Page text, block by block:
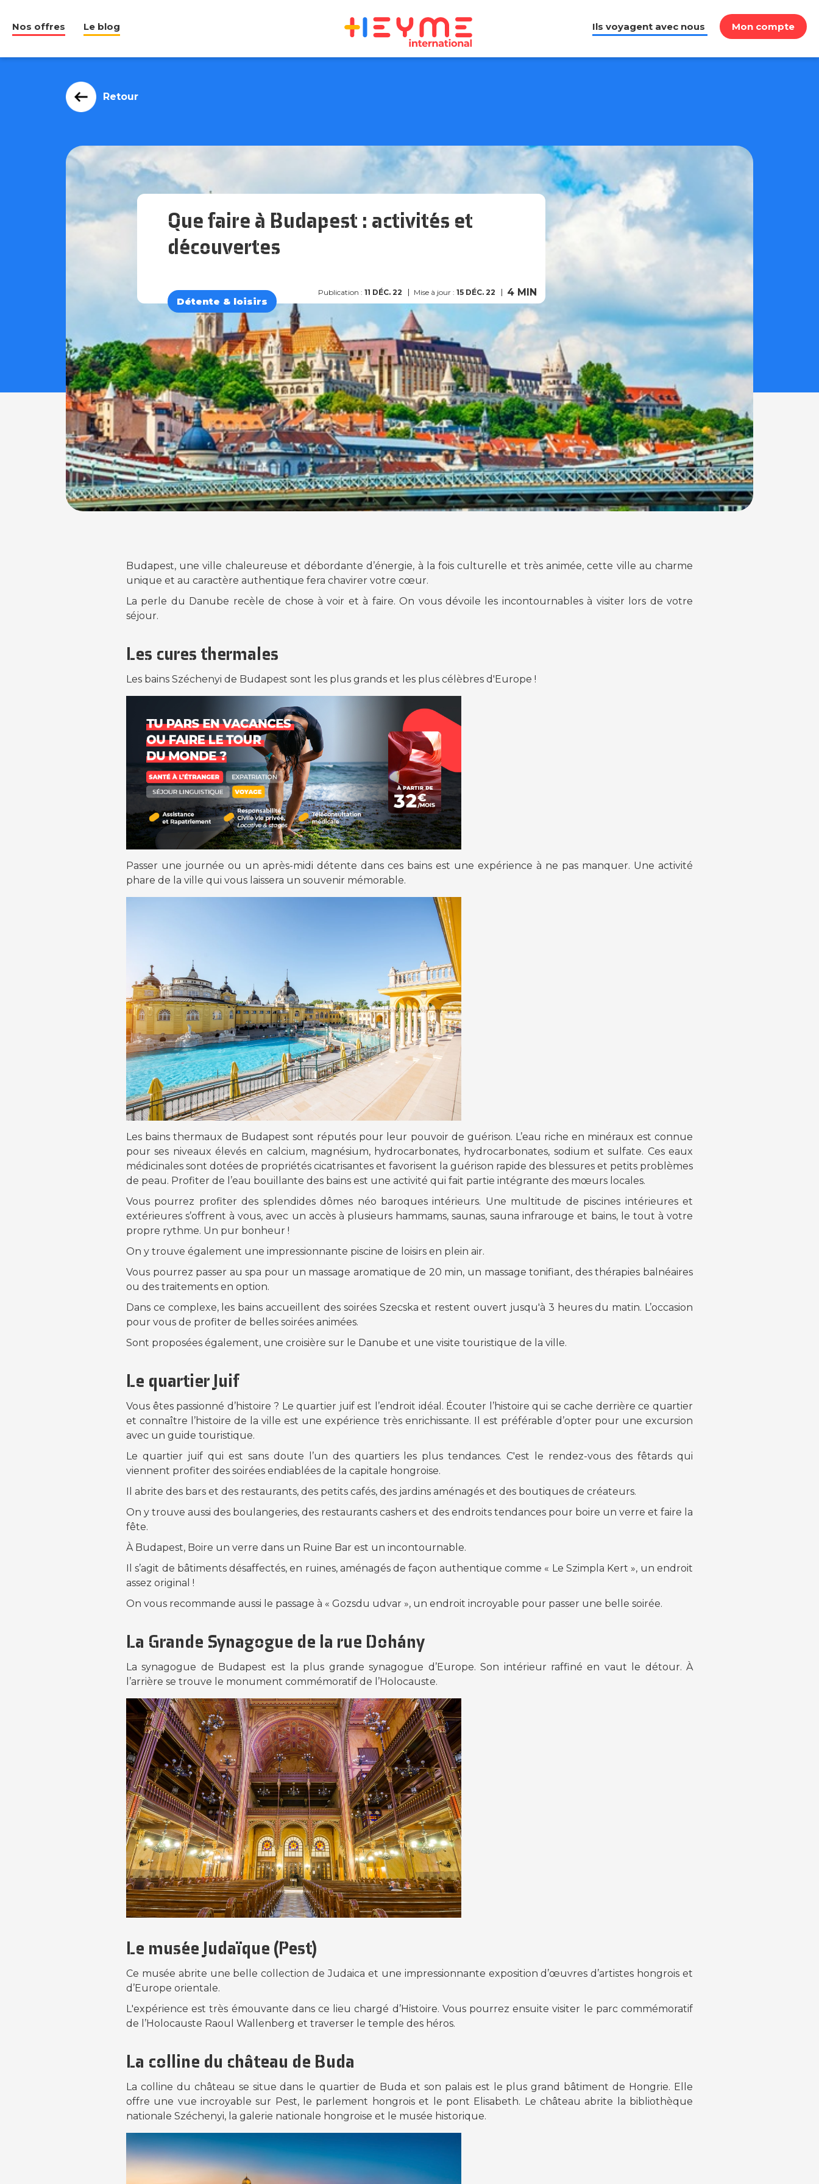
Nos offres Le blog Ils voyagent avec nous Mon compte
Retour
Publication : 11 DÉC. 22 Mise à jour : 15 DÉC. 22 4 MIN
Que faire à Budapest : activités et
découvertes
Détente & loisirs
Budapest, une ville chaleureuse et débordante d’énergie, à la fois culturelle et très animée, cette ville au charme
unique et au caractère authentique fera chavirer votre cœur.
La perle du Danube recèle de chose à voir et à faire. On vous dévoile les incontournables à visiter lors de votre
séjour.
Les cures thermales
Les bains Széchenyi de Budapest sont les plus grands et les plus célèbres d'Europe !
Passer une journée ou un après-midi détente dans ces bains est une expérience à ne pas manquer. Une activité
phare de la ville qui vous laissera un souvenir mémorable.
Les bains thermaux de Budapest sont réputés pour leur pouvoir de guérison. L’eau riche en minéraux est connue
pour ses niveaux élevés en calcium, magnésium, hydrocarbonates, hydrocarbonates, sodium et sulfate. Ces eaux
médicinales sont dotées de propriétés cicatrisantes et favorisent la guérison rapide des blessures et petits problèmes
de peau. Profiter de l’eau bouillante des bains est une activité qui fait partie intégrante des mœurs locales.
Vous pourrez profiter des splendides dômes néo baroques intérieurs. Une multitude de piscines intérieures et
extérieures s’offrent à vous, avec un accès à plusieurs hammams, saunas, sauna infrarouge et bains, le tout à votre
propre rythme. Un pur bonheur !
On y trouve également une impressionnante piscine de loisirs en plein air.
Vous pourrez passer au spa pour un massage aromatique de 20 min, un massage tonifiant, des thérapies balnéaires
ou des traitements en option.
Dans ce complexe, les bains accueillent des soirées Szecska et restent ouvert jusqu'à 3 heures du matin. L’occasion
pour vous de profiter de belles soirées animées.
Sont proposées également, une croisière sur le Danube et une visite touristique de la ville.
Le quartier Juif
Vous êtes passionné d’histoire ? Le quartier juif est l’endroit idéal. Écouter l’histoire qui se cache derrière ce quartier
et connaître l’histoire de la ville est une expérience très enrichissante. Il est préférable d’opter pour une excursion
avec un guide touristique.
Le quartier juif qui est sans doute l’un des quartiers les plus tendances. C'est le rendez-vous des fêtards qui
viennent profiter des soirées endiablées de la capitale hongroise.
Il abrite des bars et des restaurants, des petits cafés, des jardins aménagés et des boutiques de créateurs.
On y trouve aussi des boulangeries, des restaurants cashers et des endroits tendances pour boire un verre et faire la
fête.
À Budapest, Boire un verre dans un Ruine Bar est un incontournable.
Il s’agit de bâtiments désaffectés, en ruines, aménagés de façon authentique comme « Le Szimpla Kert », un endroit
assez original !
On vous recommande aussi le passage à « Gozsdu udvar », un endroit incroyable pour passer une belle soirée.
La Grande Synagogue de la rue Dohány
La synagogue de Budapest est la plus grande synagogue d’Europe. Son intérieur raffiné en vaut le détour. À
l’arrière se trouve le monument commémoratif de l’Holocauste.
Le musée Judaïque (Pest)
Ce musée abrite une belle collection de Judaica et une impressionnante exposition d’œuvres d’artistes hongrois et
d’Europe orientale.
L'expérience est très émouvante dans ce lieu chargé d’Histoire. Vous pourrez ensuite visiter le parc commémoratif
de l’Holocauste Raoul Wallenberg et traverser le temple des héros.
La colline du château de Buda
La colline du château se situe dans le quartier de Buda et son palais est le plus grand bâtiment de Hongrie. Elle
offre une vue incroyable sur Pest, le parlement hongrois et le pont Elisabeth. Le château abrite la bibliothèque
nationale Széchenyi, la galerie nationale hongroise et le musée historique.